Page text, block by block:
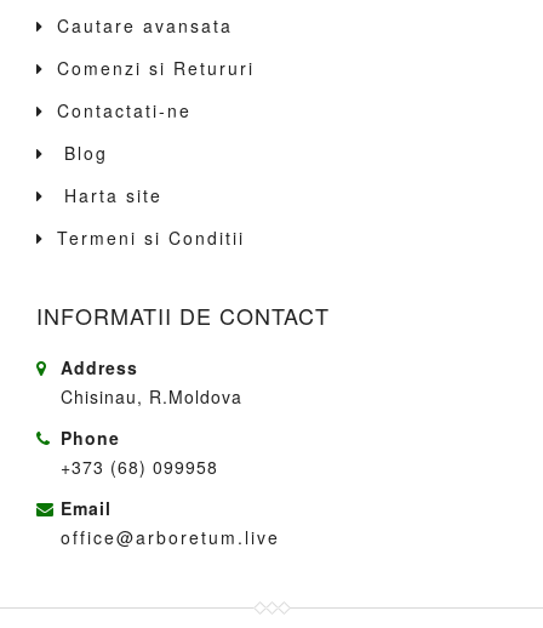
Cautare avansata
Comenzi si Retururi
Contactati-ne
Blog
Harta site
Termeni si Conditii
INFORMATII DE CONTACT
Address
Chisinau, R.Moldova
Phone
+373 (68) 099958
Email
office@arboretum.live